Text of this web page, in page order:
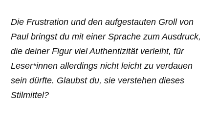
Die Frustration und den aufgestauten Groll von
Paul bringst du mit einer Sprache zum Ausdruck,
die deiner Figur viel Authentizität verleiht, für
Leser*innen allerdings nicht leicht zu verdauen
sein dürfte. Glaubst du, sie verstehen dieses
Stilmittel?